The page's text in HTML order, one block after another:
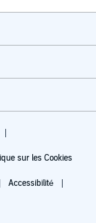
sur les Cookies
Accessibilité